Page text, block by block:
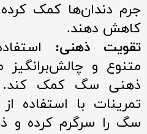
جرم دندان‌ها کمک
کاهش دهند.
تقویت ذهنی:
متنوع و چالش‌برانگیز
ذهنی سگ کمک کند.
تمرینات با استفاده
سگ را سرگرم کرده و